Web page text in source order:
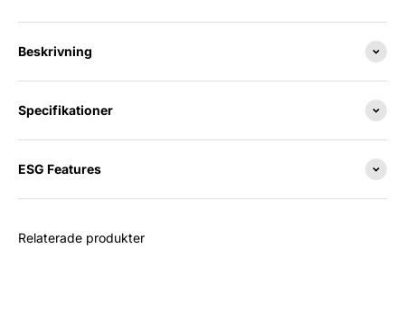
Beskrivning
Specifikationer
ESG Features
Relaterade produkter